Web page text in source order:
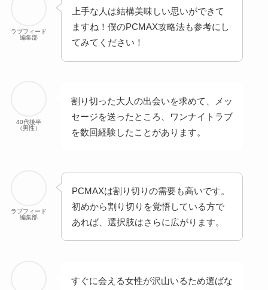
ラブフィード
編集部
上手な人は結構美味しい思いができて
ますね！僕のPCMAX攻略法も参考にし
てみてください！
40代後半
（男性）
割り切った大人の出会いを求めて、メッ
セージを送ったところ、ワンナイトラブ
を数回経験したことがあります。
ラブフィード
編集部
PCMAXは割り切りの需要も高いです。
初めから割り切りを覚悟している方で
あれば、選択肢はさらに広がります。
すぐに会える女性が沢山いるため選ばな